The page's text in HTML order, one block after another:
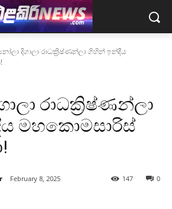
දිගාලා රාධක්‍රිෂ්ණන්ලා ගිහින් ඉන්දීය
රාධක්‍රිෂ්ණන්ලා
මහකොමසාරිස්
February 8, 2025 0
147